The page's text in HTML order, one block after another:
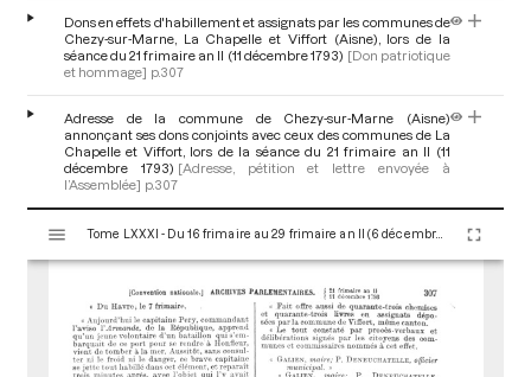
Dons en effets d'habillement et assignats par les communes de
Chezy-sur-Marne, La Chapelle et Viffort (Aisne), lors de la
séance du 21 frimaire an II (11 décembre 1793) [Don patriotique
et hommage] p.307
Adresse de la commune de Chezy-sur-Marne (Aisne)
annonçant ses dons conjoints avec ceux des communes de La
Chapelle et Viffort, lors de la séance du 21 frimaire an II (11
décembre 1793) [Adresse, pétition et lettre envoyée à
l’Assemblée] p.307
s
Tome LXXXI - Du 16 frimaire au 29 frimaire an II (6 décembre au 19 décembre 1793)